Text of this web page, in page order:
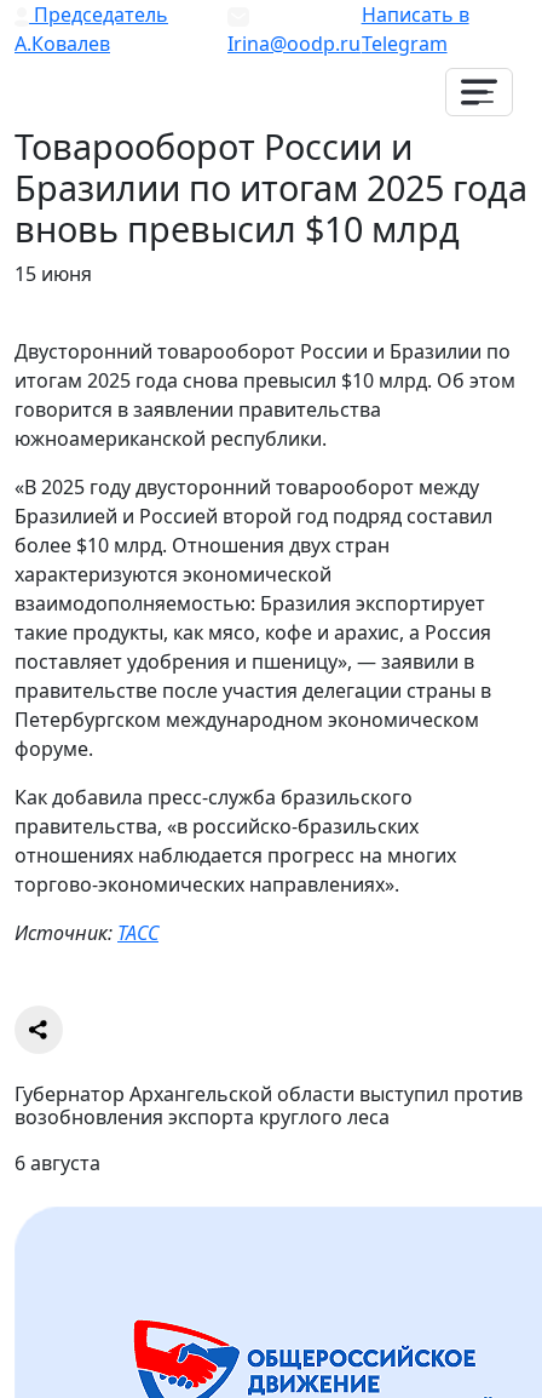
Председатель
А.Ковалев
Irina@oodp.ru
Написать в
Telegram
Товарооборот России и
Бразилии по итогам 2025 года
вновь превысил $10 млрд
15 июня
Двусторонний товарооборот России и Бразилии по
итогам 2025 года снова превысил $10 млрд. Об этом
говорится в заявлении правительства
южноамериканской республики.
«В 2025 году двусторонний товарооборот между
Бразилией и Россией второй год подряд составил
более $10 млрд. Отношения двух стран
характеризуются экономической
взаимодополняемостью: Бразилия экспортирует
такие продукты, как мясо, кофе и арахис, а Россия
поставляет удобрения и пшеницу», — заявили в
правительстве после участия делегации страны в
Петербургском международном экономическом
форуме.
Как добавила пресс-служба бразильского
правительства, «в российско-бразильских
отношениях наблюдается прогресс на многих
торгово-экономических направлениях».
Источник: ТАСС
Губернатор Архангельской области выступил против
возобновления экспорта круглого леса
6 августа